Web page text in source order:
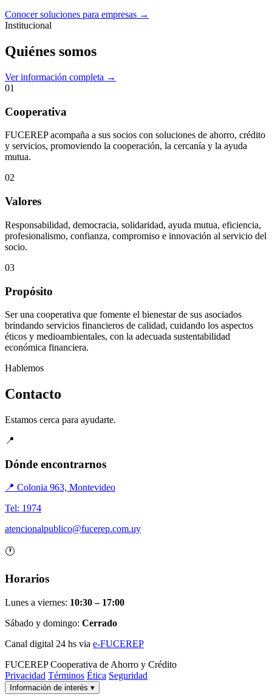
Conocer soluciones para empresas →
Institucional
Quiénes somos
Ver información completa →
01
Cooperativa
FUCEREP acompaña a sus socios con soluciones de ahorro, crédito
y servicios, promoviendo la cooperación, la cercanía y la ayuda
mutua.
02
Valores
Responsabilidad, democracia, solidaridad, ayuda mutua, eficiencia,
profesionalismo, confianza, compromiso e innovación al servicio del
socio.
03
Propósito
Ser una cooperativa que fomente el bienestar de sus asociados
brindando servicios financieros de calidad, cuidando los aspectos
éticos y medioambientales, con la adecuada sustentabilidad
económica financiera.
Hablemos
Contacto
Estamos cerca para ayudarte.
📍
Dónde encontrarnos
📍 Colonia 963, Montevideo
Tel: 1974
atencionalpublico@fucerep.com.uy
🕐
Horarios
Lunes a viernes: 10:30 – 17:00
Sábado y domingo: Cerrado
Canal digital 24 hs via e-FUCEREP
FUCEREP Cooperativa de Ahorro y Crédito
Privacidad Términos Ética Seguridad
Información de interés ▾